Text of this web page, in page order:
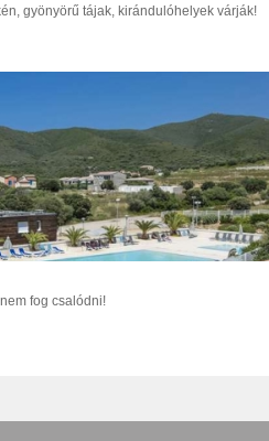
gyönyörű tájak, kirándulóhelyek várják!
fog csalódni!